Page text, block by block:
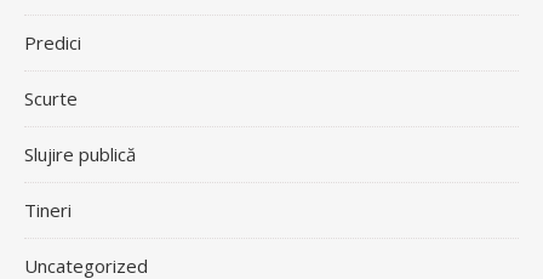
Predici
Scurte
Slujire publică
Tineri
Uncategorized